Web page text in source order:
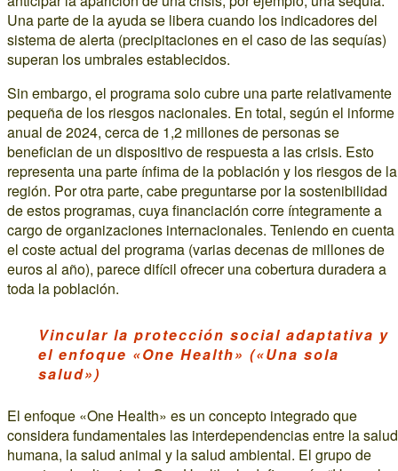
Una parte de la ayuda se libera cuando los indicadores del
sistema de alerta (precipitaciones en el caso de las sequías)
superan los umbrales establecidos.
Sin embargo, el programa solo cubre una parte relativamente
pequeña de los riesgos nacionales. En total, según el informe
anual de 2024, cerca de 1,2 millones de personas se
benefician de un dispositivo de respuesta a las crisis. Esto
representa una parte ínfima de la población y los riesgos de la
región. Por otra parte, cabe preguntarse por la sostenibilidad
de estos programas, cuya financiación corre íntegramente a
cargo de organizaciones internacionales. Teniendo en cuenta
el coste actual del programa (varias decenas de millones de
euros al año), parece difícil ofrecer una cobertura duradera a
toda la población.
Vincular la protección social adaptativa y
el enfoque «One Health» («Una sola
salud»)
El enfoque «One Health» es un concepto integrado que
considera fundamentales las interdependencias entre la salud
humana, la salud animal y la salud ambiental. El grupo de